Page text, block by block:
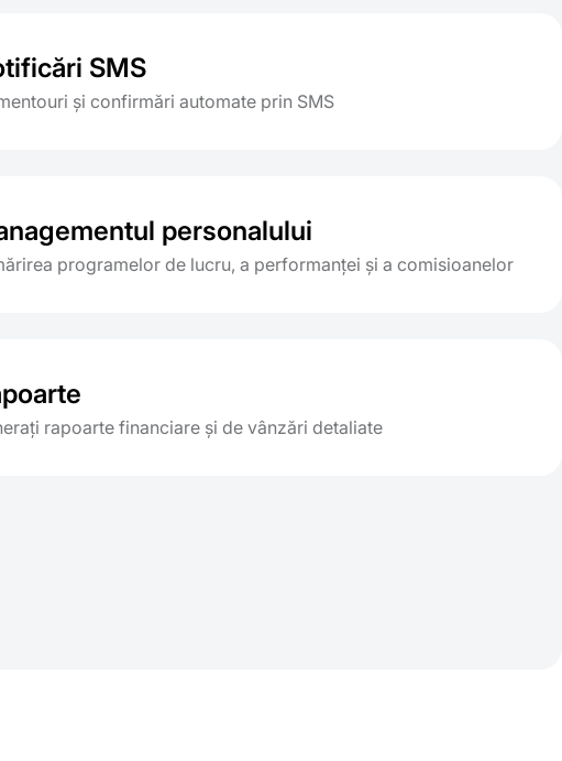
SMS
și confirmări automate prin SMS
personalului
programelor de lucru, a performanței și a comisioanelor
rapoarte financiare și de vânzări detaliate